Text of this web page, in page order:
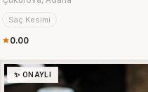
Saç Kesimi
0.00
✨ ONAYLI